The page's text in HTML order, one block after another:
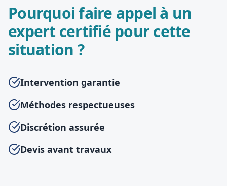
Pourquoi faire appel à un
expert certifié pour cette
situation ?
Intervention garantie
Méthodes respectueuses
Discrétion assurée
Devis avant travaux